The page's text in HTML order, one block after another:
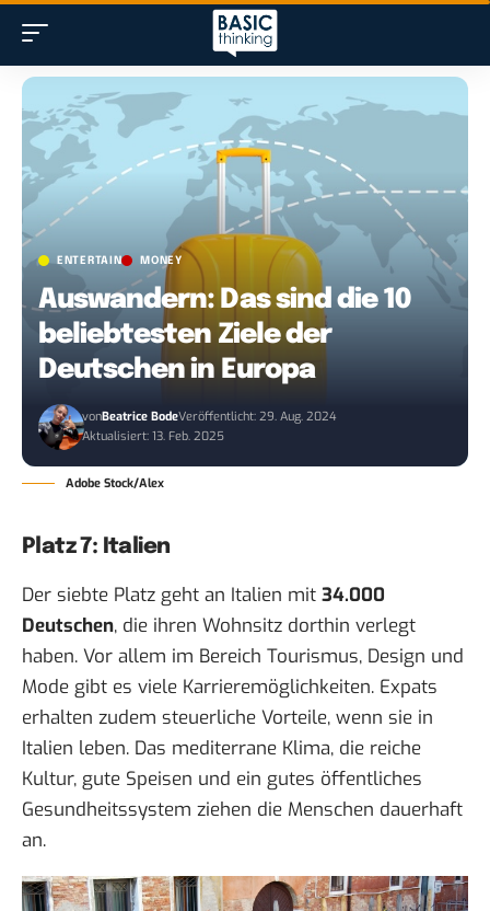
ENTERTAIN MONEY
Auswandern: Das sind die 10
beliebtesten Ziele der
Deutschen in Europa
vonBeatrice BodeVeröffentlicht: 29. Aug. 2024
Aktualisiert: 13. Feb. 2025
Adobe Stock/Alex
Platz 7: Italien
Der siebte Platz geht an Italien mit 34.000
Deutschen, die ihren Wohnsitz dorthin verlegt
haben. Vor allem im Bereich Tourismus, Design und
Mode gibt es viele Karrieremöglichkeiten. Expats
erhalten zudem steuerliche Vorteile, wenn sie in
Italien leben. Das mediterrane Klima, die reiche
Kultur, gute Speisen und ein gutes öffentliches
Gesundheitssystem ziehen die Menschen dauerhaft
an.